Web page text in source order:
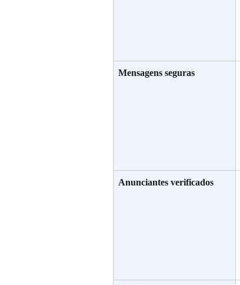
Mensagens seguras
Anunciantes verificados